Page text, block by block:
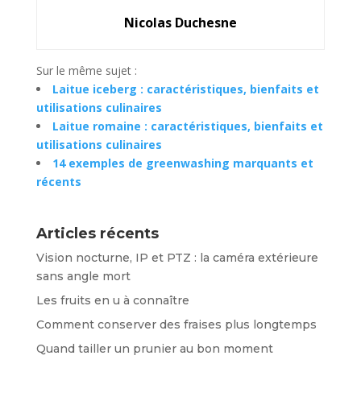
Nicolas Duchesne
Sur le même sujet :
Laitue iceberg : caractéristiques, bienfaits et
utilisations culinaires
Laitue romaine : caractéristiques, bienfaits et
utilisations culinaires
14 exemples de greenwashing marquants et
récents
Articles récents
Vision nocturne, IP et PTZ : la caméra extérieure
sans angle mort
Les fruits en u à connaître
Comment conserver des fraises plus longtemps
Quand tailler un prunier au bon moment